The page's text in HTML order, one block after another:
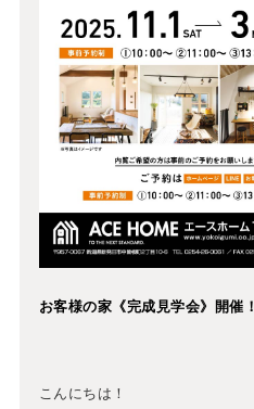
お客様の家《完成見学会》開催！
こんにちは！